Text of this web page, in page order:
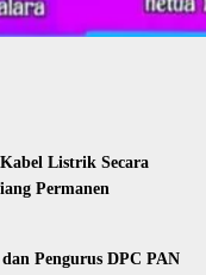
Listrik Secara
Permanen
Pengurus DPC PAN